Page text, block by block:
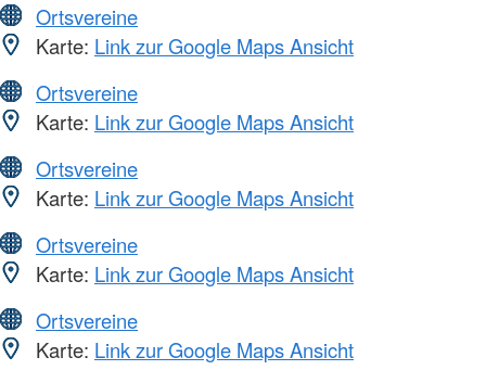
Ortsvereine
Karte: Link zur Google Maps Ansicht
Ortsvereine
Karte: Link zur Google Maps Ansicht
Ortsvereine
Karte: Link zur Google Maps Ansicht
Ortsvereine
Karte: Link zur Google Maps Ansicht
Ortsvereine
Karte: Link zur Google Maps Ansicht